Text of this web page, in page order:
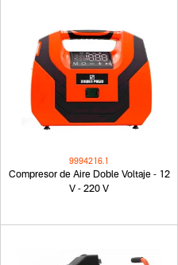
9994216.1
Compresor de Aire Doble Voltaje - 12
V - 220 V